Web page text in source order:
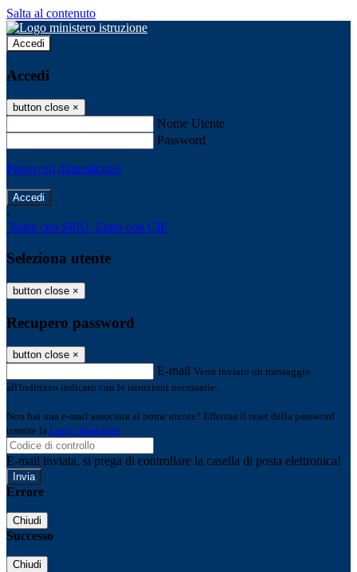
Salta al contenuto
Accedi
Accedi
button close ×
Nome Utente
Password
Password dimenticata?
-
Entra con SPID Entra con CIE
Seleziona utente
button close ×
Recupero password
button close ×
E-mail Verrà inviato un messaggio
all'indirizzo indicato con le istruzioni necessarie.
Non hai una e-mail associata al nome utente? Effettua il reset della password
tramite la Login Spaggiari
E-mail inviata, si prega di controllare la casella di posta elettronica!
Errore
Chiudi
Successo
Chiudi